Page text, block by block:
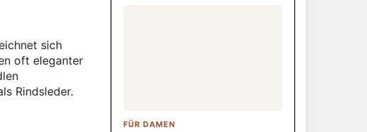
sich
oft eleganter
Rindsleder.
FÜR DAMEN